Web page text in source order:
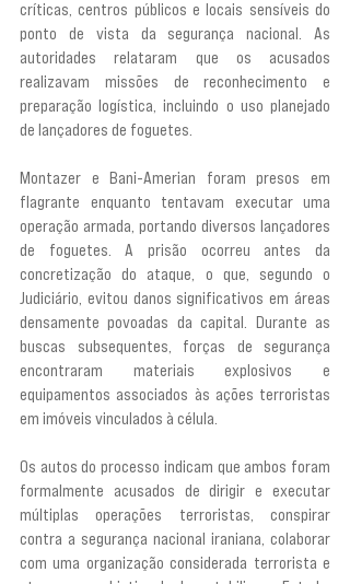
críticas, centros públicos e locais sensíveis do
ponto de vista da segurança nacional. As
autoridades relataram que os acusados
realizavam missões de reconhecimento e
preparação logística, incluindo o uso planejado
de lançadores de foguetes.
Montazer e Bani-Amerian foram presos em
flagrante enquanto tentavam executar uma
operação armada, portando diversos lançadores
de foguetes. A prisão ocorreu antes da
concretização do ataque, o que, segundo o
Judiciário, evitou danos significativos em áreas
densamente povoadas da capital. Durante as
buscas subsequentes, forças de segurança
encontraram materiais explosivos e
equipamentos associados às ações terroristas
em imóveis vinculados à célula.
Os autos do processo indicam que ambos foram
formalmente acusados de dirigir e executar
múltiplas operações terroristas, conspirar
contra a segurança nacional iraniana, colaborar
com uma organização considerada terrorista e